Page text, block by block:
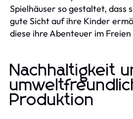
Spielhäuser so gestaltet, dass
gute Sicht auf ihre Kinder
diese ihre Abenteuer im
Nachhaltigkeit
Produktion